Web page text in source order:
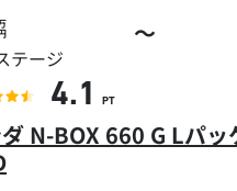
N-BOX 660 G Lパッ
～
テージ
4.1 PT